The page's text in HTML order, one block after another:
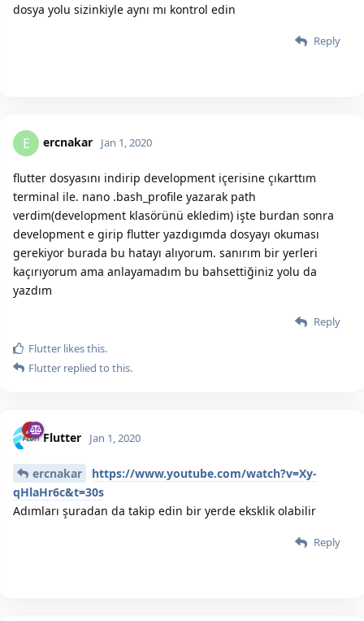
dosya yolu sizinkiyle aynı mı kontrol edin
Reply
E ercnakar Jan 1, 2020
flutter dosyasını indirip development içerisine çıkarttım
terminal ile. nano .bash_profile yazarak path
verdim(development klasörünü ekledim) işte burdan sonra
development e girip flutter yazdıgımda dosyayı okuması
gerekiyor burada bu hatayı alıyorum. sanırım bir yerleri
kaçırıyorum ama anlayamadım bu bahsettiğiniz yolu da
yazdım
Reply
Flutter likes this.
Flutter replied to this.
Flutter Jan 1, 2020
ercnakar
https://www.youtube.com/watch?v=Xy-
qHlaHr6c&t=30s
Adımları şuradan da takip edin bir yerde eksklik olabilir
Reply